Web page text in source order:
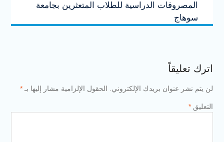
المصروفات الدراسية للطلاب المتعثرين بجامعة
سوهاج
اترك تعليقاً
لن يتم نشر عنوان بريدك الإلكتروني. الحقول الإلزامية مشار إليها بـ *
التعليق *